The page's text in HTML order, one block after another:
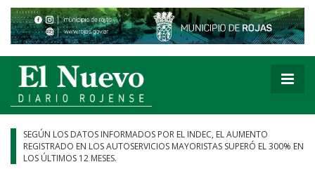
SEGÚN LOS DATOS INFORMADOS POR EL INDEC, EL AUMENTO
REGISTRADO EN LOS AUTOSERVICIOS MAYORISTAS SUPERÓ EL 300% EN
LOS ÚLTIMOS 12 MESES.